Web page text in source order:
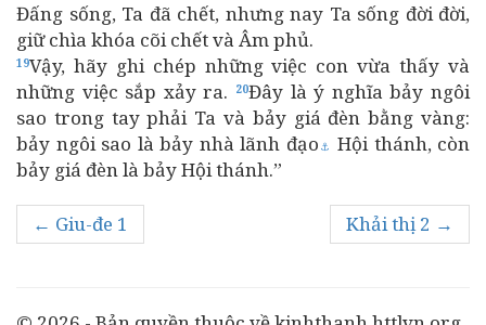
Đấng sống, Ta đã chết, nhưng nay Ta sống đời đời,
giữ chìa khóa cõi chết và Âm phủ.
19Vậy, hãy ghi chép những việc con vừa thấy và
những việc sắp xảy ra.
20Đây là ý nghĩa bảy ngôi
sao trong tay phải Ta và bảy giá đèn bằng vàng:
bảy ngôi sao là bảy nhà lãnh đạo ⚓ Hội thánh, còn
bảy giá đèn là bảy Hội thánh.”
← Giu-đe 1 Khải thị 2 →